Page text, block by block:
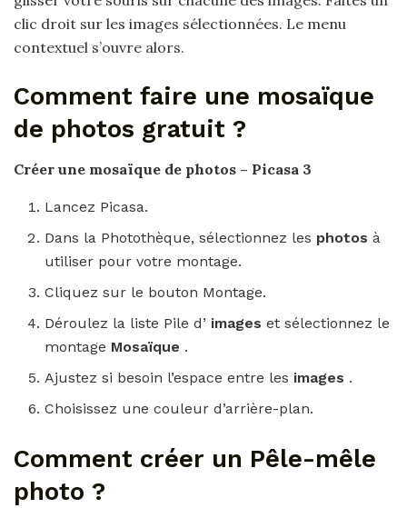
clic droit sur les images sélectionnées. Le menu
contextuel s’ouvre alors.
Comment faire une mosaïque
de photos gratuit ?
Créer une mosaïque de photos – Picasa 3
Lancez Picasa.
Dans la Photothèque, sélectionnez les photosà
utiliser pour votre montage.
Cliquez sur le bouton Montage.
Déroulez la liste Pile d’ imageset sélectionnez le
montage Mosaïque .
Ajustez si besoin l’espace entre les images .
Choisissez une couleur d’arrière-plan.
Comment créer un Pêle-mêle
photo ?